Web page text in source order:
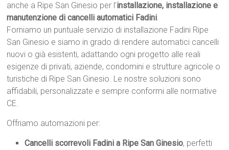
anche a Ripe San Ginesio per l’installazione, installazione e
manutenzione di cancelli automatici Fadini.
Forniamo un puntuale servizio di installazione Fadini Ripe
San Ginesio e siamo in grado di rendere automatici cancelli
nuovi o già esistenti, adattando ogni progetto alle reali
esigenze di privati, aziende, condomini e strutture agricole o
turistiche di Ripe San Ginesio. Le nostre soluzioni sono
affidabili, personalizzate e sempre conformi alle normative
CE.
Offriamo automazioni per:
Cancelli scorrevoli Fadini a Ripe San Ginesio, perfetti